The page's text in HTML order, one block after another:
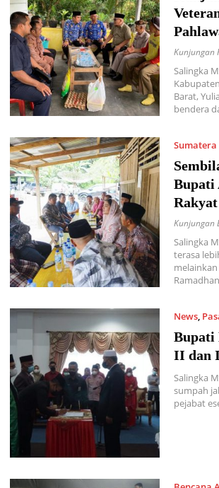
Kunjungan
Salingka
Barat,
bendera
Bupati
Rakyat
Kunjungan
Salingka
terasa
News,
Bupati
II dan
Salingka
sumpah
pejabat